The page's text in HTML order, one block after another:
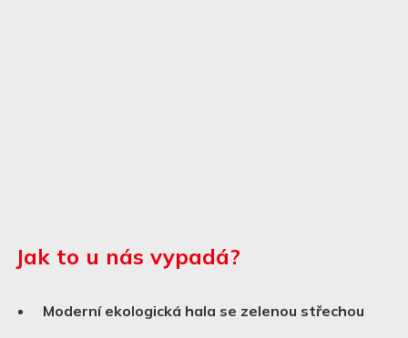
Jak to u nás vypadá?
Moderní ekologická hala se zelenou střechou